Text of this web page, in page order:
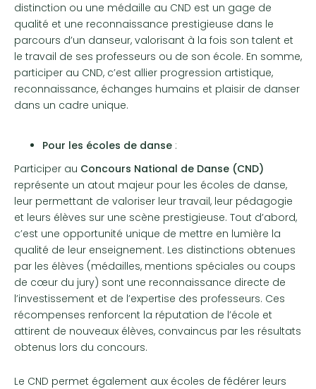
distinction ou une médaille au CND est un gage de
qualité et une reconnaissance prestigieuse dans le
parcours d’un danseur, valorisant à la fois son talent et
le travail de ses professeurs ou de son école. En somme,
participer au CND, c’est allier progression artistique,
reconnaissance, échanges humains et plaisir de danser
dans un cadre unique.
Pour les écoles de danse :
Participer au Concours National de Danse (CND)
représente un atout majeur pour les écoles de danse,
leur permettant de valoriser leur travail, leur pédagogie
et leurs élèves sur une scène prestigieuse. Tout d’abord,
c’est une opportunité unique de mettre en lumière la
qualité de leur enseignement. Les distinctions obtenues
par les élèves (médailles, mentions spéciales ou coups
de cœur du jury) sont une reconnaissance directe de
l’investissement et de l’expertise des professeurs. Ces
récompenses renforcent la réputation de l’école et
attirent de nouveaux élèves, convaincus par les résultats
obtenus lors du concours.
Le CND permet également aux écoles de fédérer leurs